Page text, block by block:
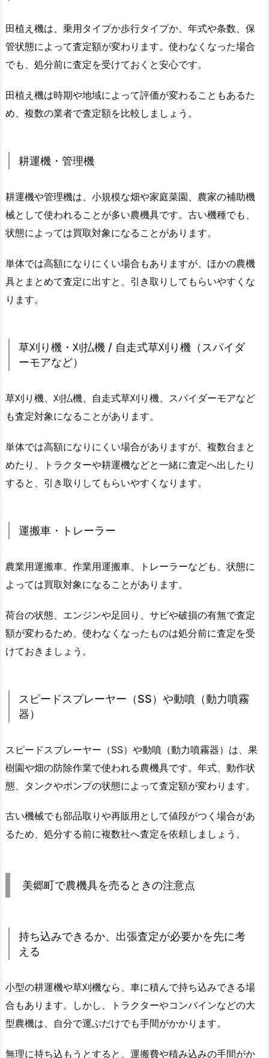
田植え機は、乗用タイプか歩行タイプか、年式や条数、保
管状態によって査定額が変わります。使わなくなった場合
でも、処分前に査定を受けておくと安心です。
田植え機は時期や地域によって評価が変わることもあるた
め、複数の業者で査定額を比較しましょう。
耕運機・管理機
耕運機や管理機は、小規模な畑や家庭菜園、農家の補助機
械として使われることが多い農機具です。古い機種でも、
状態によっては買取対象になることがあります。
単体では高額になりにくい場合もありますが、ほかの農機
具とまとめて査定に出すと、引き取りしてもらいやすくな
ります。
草刈り機・刈払機 / 自走式草刈り機（スパイダ
ーモアなど）
草刈り機、刈払機、自走式草刈り機、スパイダーモアなど
も査定対象になることがあります。
単体では高額になりにくい場合がありますが、複数台まと
めたり、トラクターや耕運機などと一緒に査定へ出したり
すると、引き取りしてもらいやすくなります。
運搬車・トレーラー
農業用運搬車、作業用運搬車、トレーラーなども、状態に
よっては買取対象になることがあります。
荷台の状態、エンジンや足回り、サビや破損の有無で査定
額が変わるため、使わなくなったものは処分前に査定を受
けておきましょう。
スピードスプレーヤー（SS）や動噴（動力噴霧
器）
スピードスプレーヤー（SS）や動噴（動力噴霧器）は、果
樹園や畑の防除作業で使われる農機具です。年式、動作状
態、タンクやポンプの状態によって査定額が変わります。
古い機械でも部品取りや再販用として値段がつく場合があ
るため、処分する前に複数社へ査定を依頼しましょう。
美郷町で農機具を売るときの注意点
持ち込みできるか、出張査定が必要かを先に考
える
小型の耕運機や草刈機なら、車に積んで持ち込みできる場
合もあります。しかし、トラクターやコンバインなどの大
型農機は、自分で運ぶだけでも手間がかかります。
無理に持ち込もうとすると、運搬費や積み込みの手間がか